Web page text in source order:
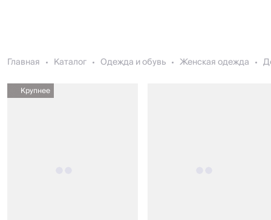
Главная Каталог Одежда и обувь Женская одежда
Крупнее